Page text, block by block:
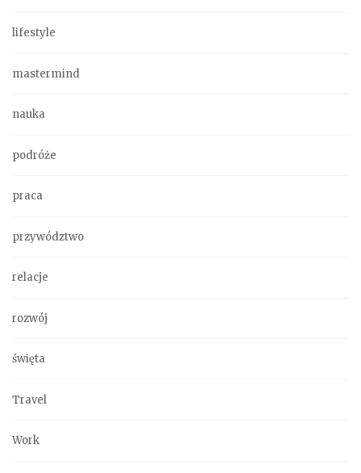
lifestyle
mastermind
nauka
podróże
praca
przywództwo
relacje
rozwój
święta
Travel
Work